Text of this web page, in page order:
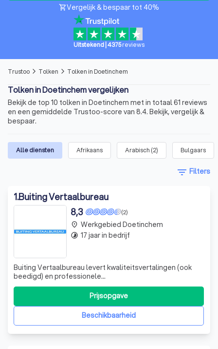
shopping_cartVergelijk & bespaar tot 40%
Uitstekend 4375reviews
Trustoo arrow_forward_ios Tolken arrow_forward_ios Tolken in Doetinchem
Tolken in Doetinchem vergelijken
Bekijk de top 10 tolken in Doetinchem met in totaal 61 reviews
en een gemiddelde Trustoo-score van 8.4. Bekijk, vergelijk &
bespaar.
Alle diensten Afrikaans Arabisch (2) Bulgaars
filter_list Filters
1.Buiting Vertaalbureau
(2)
8,3
Buiting Vertaalbureau levert kwaliteitsvertalingen (ook
beedigd) en professionele
taallessen/trainingen/cursussen voor een scherpe prijs.
Wij zijn gespecialiseerd in het Russisch, Nederlands en
Engels. Een groot aantal internationale bedrijven maakt
gebruik van onze services. Dit levert een zeer g
Beschikbaarheid
Prijsopgave
place Werkgebied Doetinchem
timelapse 17 jaar in bedrijf